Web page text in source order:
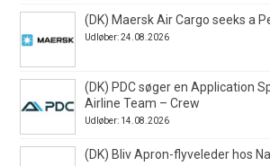
(DK) Maersk Air Cargo seeks a
Udløber: 24.08.2026
(DK) PDC søger en Application
Airline Team – Crew
Udløber: 14.08.2026
(DK) Bliv Apron-flyveleder hos